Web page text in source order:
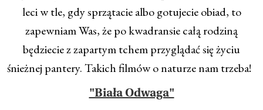
leci w tle, gdy sprzątacie albo gotujecie obiad, to
zapewniam Was, że po kwadransie całą rodziną
będziecie z zapartym tchem przyglądać się życiu
śnieżnej pantery. Takich filmów o naturze nam trzeba!
"Biała Odwaga"